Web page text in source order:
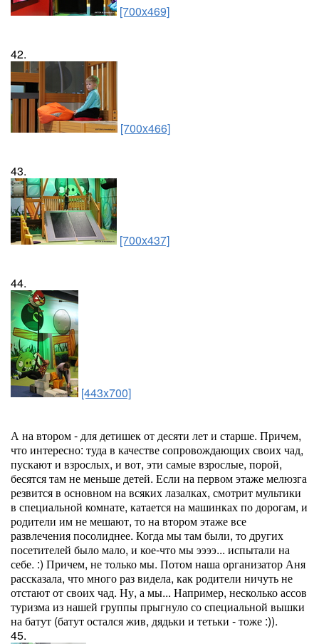
[700x469]
42.
[700x466]
43.
[700x437]
44.
[443x700]
А на втором - для детишек от десяти лет и старше. Причем,
что интересно: туда в качестве сопровождающих своих чад,
пускают и взрослых, и вот, эти самые взрослые, порой,
бесятся там не меньше детей. Если на первом этаже мелюзга
резвится в основном на всяких лазалках, смотрит мультики
в специальной комнате, катается на машинках по дорогам, и
родители им не мешают, то на втором этаже все
развлечения посолиднее. Когда мы там были, то других
посетителей было мало, и кое-что мы ээээ... испытали на
себе. :) Причем, не только мы. Потом наша организатор Аня
рассказала, что много раз видела, как родители ничуть не
отстают от своих чад. Ну, а мы... Например, несколько ассов
туризма из нашей группы прыгнуло со специальной вышки
на батут (батут остался жив, дядьки и тетьки - тоже :)).
45.